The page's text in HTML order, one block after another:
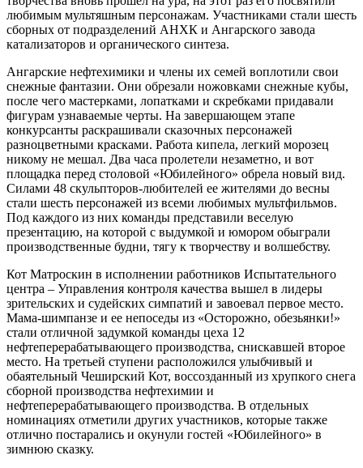
любимым мультяшным персонажам. Участниками стали шесть
сборных от подразделений АНХК и Ангарского завода
катализаторов и органического синтеза.
Ангарские нефтехимики и члены их семей воплотили свои
снежные фантазии. Они обрезали ножовками снежные кубы,
после чего мастерками, лопатками и скребками придавали
фигурам узнаваемые черты. На завершающем этапе
конкурсанты раскрашивали сказочных персонажей
разноцветными красками. Работа кипела, легкий морозец
никому не мешал. Два часа пролетели незаметно, и вот
площадка перед столовой «Юбилейного» обрела новый вид.
Силами 48 скульпторов-любителей ее жителями до весны
стали шесть персонажей из всеми любимых мультфильмов.
Под каждого из них команды представили веселую
презентацию, на которой с выдумкой и юмором обыграли
производственные будни, тягу к творчеству и волшебству.
Кот Матроскин в исполнении работников Испытательного
центра – Управления контроля качества вышел в лидеры
зрительских и судейских симпатий и завоевал первое место.
Мама-шимпанзе и ее непоседы из «Осторожно, обезьянки!»
стали отличной задумкой команды цеха 12
нефтеперерабатывающего производства, снискавшей второе
место. На третьей ступени расположился улыбчивый и
обаятельный Чеширский Кот, воссозданный из хрупкого снега
сборной производства нефтехимии и
нефтеперерабатывающего производства. В отдельных
номинациях отметили других участников, которые также
отлично постарались и окунули гостей «Юбилейного» в
зимнюю сказку.